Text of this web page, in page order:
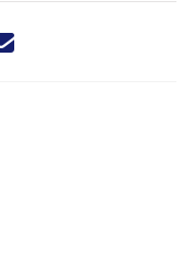
nieuwsbericht via X -
dit nieuwsbericht via
dit nieuwsbericht
Deel dit